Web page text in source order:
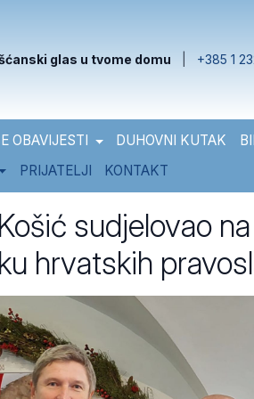
glas u tvome domu +385 1
OBAVIJESTI DUHOVNI KUTAK
PRIJATELJI KONTAKT
sudjelovao
hrvatskih